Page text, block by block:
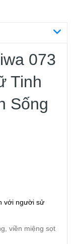
073
Tinh
Sống
với người sử
viền miệng sọt